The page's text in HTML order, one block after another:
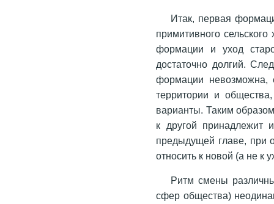
Итак, первая
примитивного
формации и уход
достаточно долгий.
формации невозможна,
территории и
варианты. Таким
к другой принадлежит
предыдущей главе, при
относить к новой (а не
Ритм смены
сфер общества)